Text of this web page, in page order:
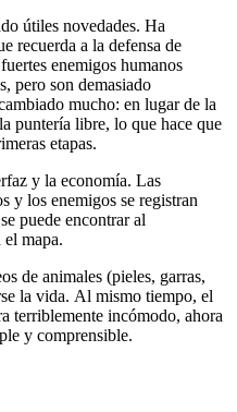
útiles novedades. Ha
recuerda a la defensa de
enemigos humanos
pero son demasiado
mucho: en lugar de la
puntería libre, lo que hace que
etapas.
y la economía. Las
y los enemigos se registran
puede encontrar al
el mapa.
de animales (pieles, garras,
la vida. Al mismo tiempo, el
terriblemente incómodo, ahora
y comprensible.